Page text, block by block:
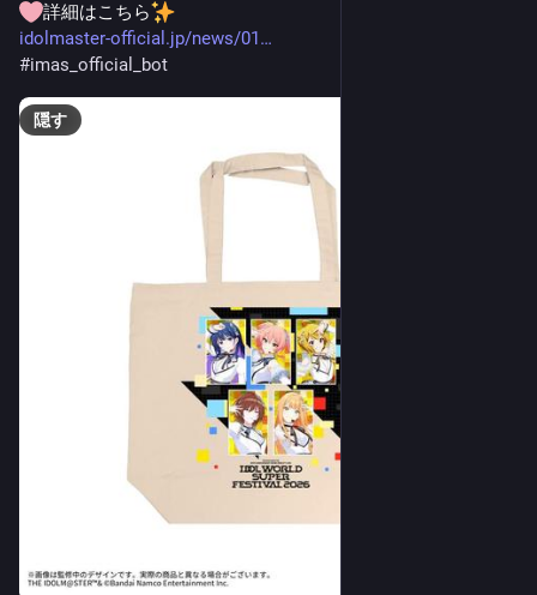
詳細はこちら
idolmaster-official.jp/news/01
#imas_official_bot
隠す